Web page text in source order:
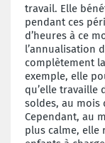
travail. Elle
pendant ces
d’heures à ce
l’annualisation
complètement
exemple, elle
qu’elle travaille
soldes, au mois
Cependant, au
plus calme, elle